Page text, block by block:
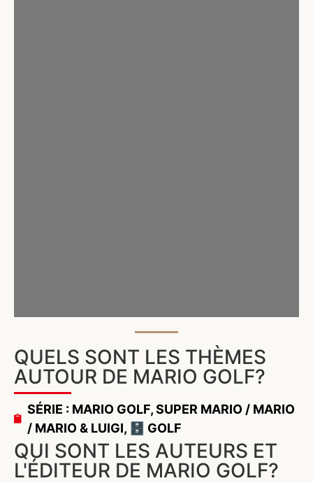
QUELS SONT LES THÈMES
AUTOUR DE MARIO GOLF?
SÉRIE : MARIO GOLF,SUPER MARIO / MARIO
/ MARIO & LUIGI, 🗄️ GOLF
QUI SONT LES AUTEURS ET
L'ÉDITEUR DE MARIO GOLF?